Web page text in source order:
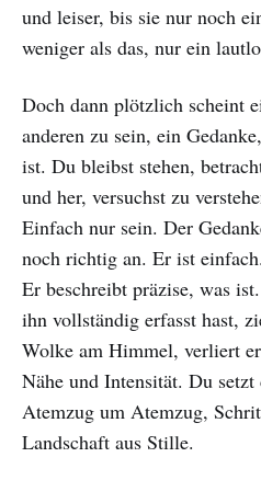
und leiser, bis sie nur noch
weniger als das, nur ein
Doch dann plötzlich scheint
anderen zu sein, ein
ist. Du bleibst stehen,
und her, versuchst zu
Einfach nur sein. Der
noch richtig an. Er ist
Er beschreibt präzise, was
ihn vollständig erfasst hast,
Wolke am Himmel, verliert
Nähe und Intensität. Du
Atemzug um Atemzug,
Landschaft aus Stille.